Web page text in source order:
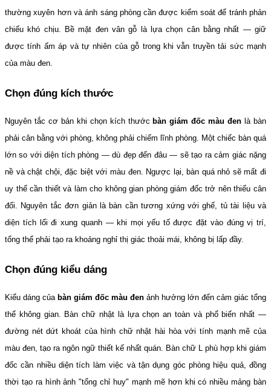
thường xuyên hơn và ánh sáng phòng cần được kiểm soát để tránh phản
chiếu khó chịu. Bề mặt đen vân gỗ là lựa chọn cân bằng nhất — giữ
được tính ấm áp và tự nhiên của gỗ trong khi vẫn truyền tải sức mạnh
của màu đen.
Chọn đúng kích thước
Nguyên tắc cơ bản khi chọn kích thước bàn giám đốc màu đen là bàn
phải cân bằng với phòng, không phải chiếm lĩnh phòng. Một chiếc bàn quá
lớn so với diện tích phòng — dù đẹp đến đâu — sẽ tạo ra cảm giác nặng
nề và chật chội, đặc biệt với màu đen. Ngược lại, bàn quá nhỏ sẽ mất đi
uy thế cần thiết và làm cho không gian phòng giám đốc trở nên thiếu cân
đối. Nguyên tắc đơn giản là bàn cần tương xứng với ghế, tủ tài liệu và
diện tích lối đi xung quanh — khi mọi yếu tố được đặt vào đúng vị trí,
tổng thể phải tạo ra khoảng nghỉ thị giác thoải mái, không bị lấp đầy.
Chọn đúng kiểu dáng
Kiểu dáng của bàn giám đốc màu đen ảnh hưởng lớn đến cảm giác tổng
thể không gian. Bàn chữ nhật là lựa chọn an toàn và phổ biến nhất —
đường nét dứt khoát của hình chữ nhật hài hòa với tính mạnh mẽ của
màu đen, tạo ra ngôn ngữ thiết kế nhất quán. Bàn chữ L phù hợp khi giám
đốc cần nhiều diện tích làm việc và tận dụng góc phòng hiệu quả, đồng
thời tạo ra hình ảnh "tổng chỉ huy" mạnh mẽ hơn khi có nhiều mảng bàn